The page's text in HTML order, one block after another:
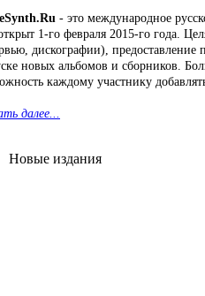
- это международное
1-го февраля 2015-го года.
дискографии),
новых альбомов и сборников.
каждому участнику
далее...
Новые издания